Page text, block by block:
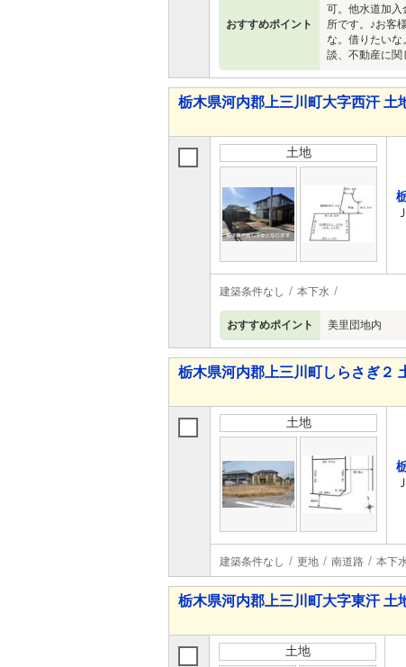
おすすめポイント
可。他水道加
所です。♪お客
な。借りたいな
談、不動産に関
栃木県河内郡上三川町大字西汗 土
土地
建築条件なし 本下水
おすすめポイント 美里団地内
栃木県河内郡上三川町しらさぎ２
土地
建築条件なし 更地 南道路 本下
栃木県河内郡上三川町大字東汗 土
土地